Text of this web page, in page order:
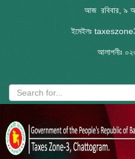
আজ রবিবার, ৯
ইমেইলঃ
আলাপনীঃ